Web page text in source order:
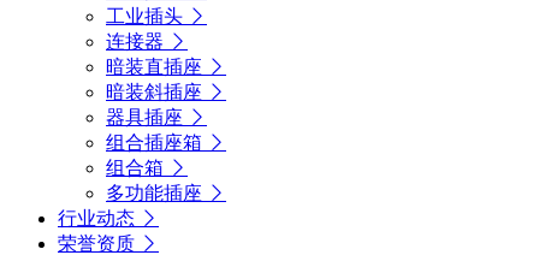
工业插头
连接器
暗装直插座
暗装斜插座
器具插座
组合插座箱
组合箱
多功能插座
行业动态
荣誉资质